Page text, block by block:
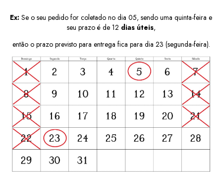
Ex: Se o seu pedido for coletado no dia 05, sendo uma quinta-feira e
seu prazo é de 12 dias úteis,
então o prazo previsto para entrega fica para dia 23 (segunda-feira).